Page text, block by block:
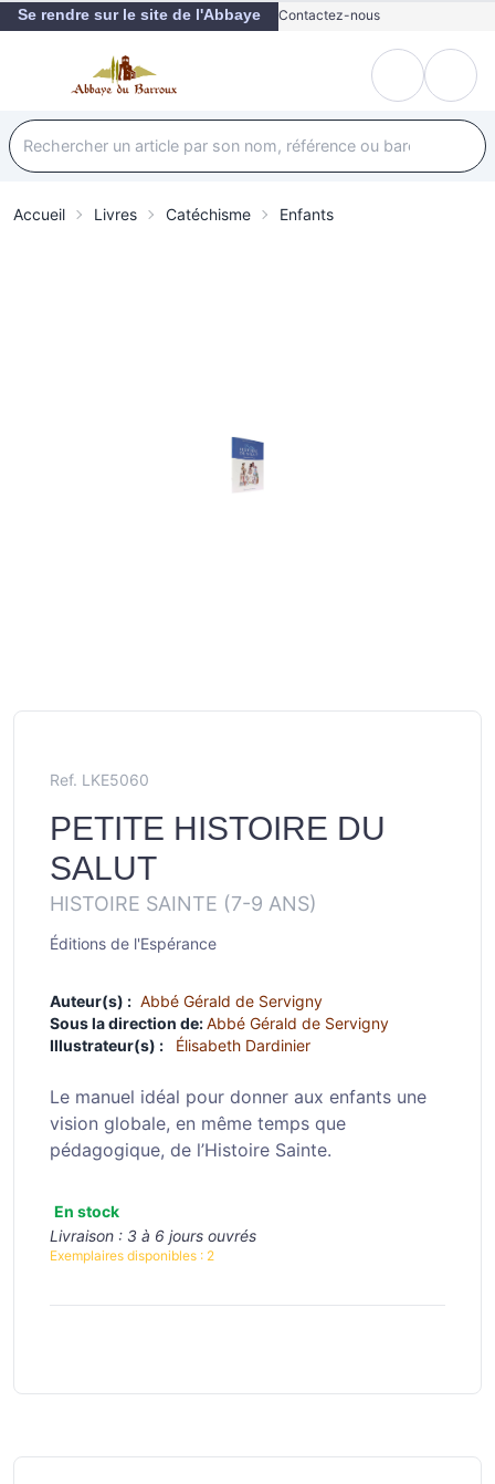
Se rendre sur le site de l'Abbaye Contactez-nous
Accueil Livres Catéchisme Enfants
Ref. LKE5060
PETITE HISTOIRE DU
SALUT
HISTOIRE SAINTE (7-9 ANS)
Éditions de l'Espérance
Auteur(s) : Abbé Gérald de Servigny
Sous la direction de:Abbé Gérald de Servigny
Illustrateur(s) :
Élisabeth Dardinier
Le manuel idéal pour donner aux enfants une
vision globale, en même temps que
pédagogique, de l’Histoire Sainte.
En stock
Livraison : 3 à 6 jours ouvrés
Exemplaires disponibles : 2